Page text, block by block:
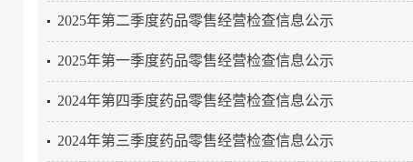
2025年第二季度药品零售经营检查信息公示
2025年第一季度药品零售经营检查信息公示
2024年第四季度药品零售经营检查信息公示
2024年第三季度药品零售经营检查信息公示